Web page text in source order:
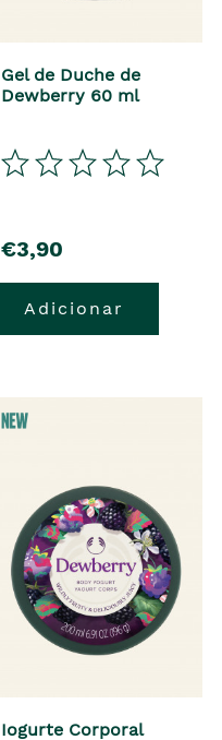
Gel de Duche de
Dewberry 60 ml
€3,90
Adicionar
Iogurte Corporal